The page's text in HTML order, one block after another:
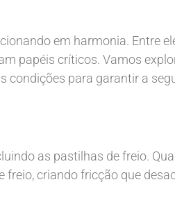
em harmonia. Entre
papéis críticos. Vamos
condições para garantir a
as pastilhas de freio.
criando fricção que